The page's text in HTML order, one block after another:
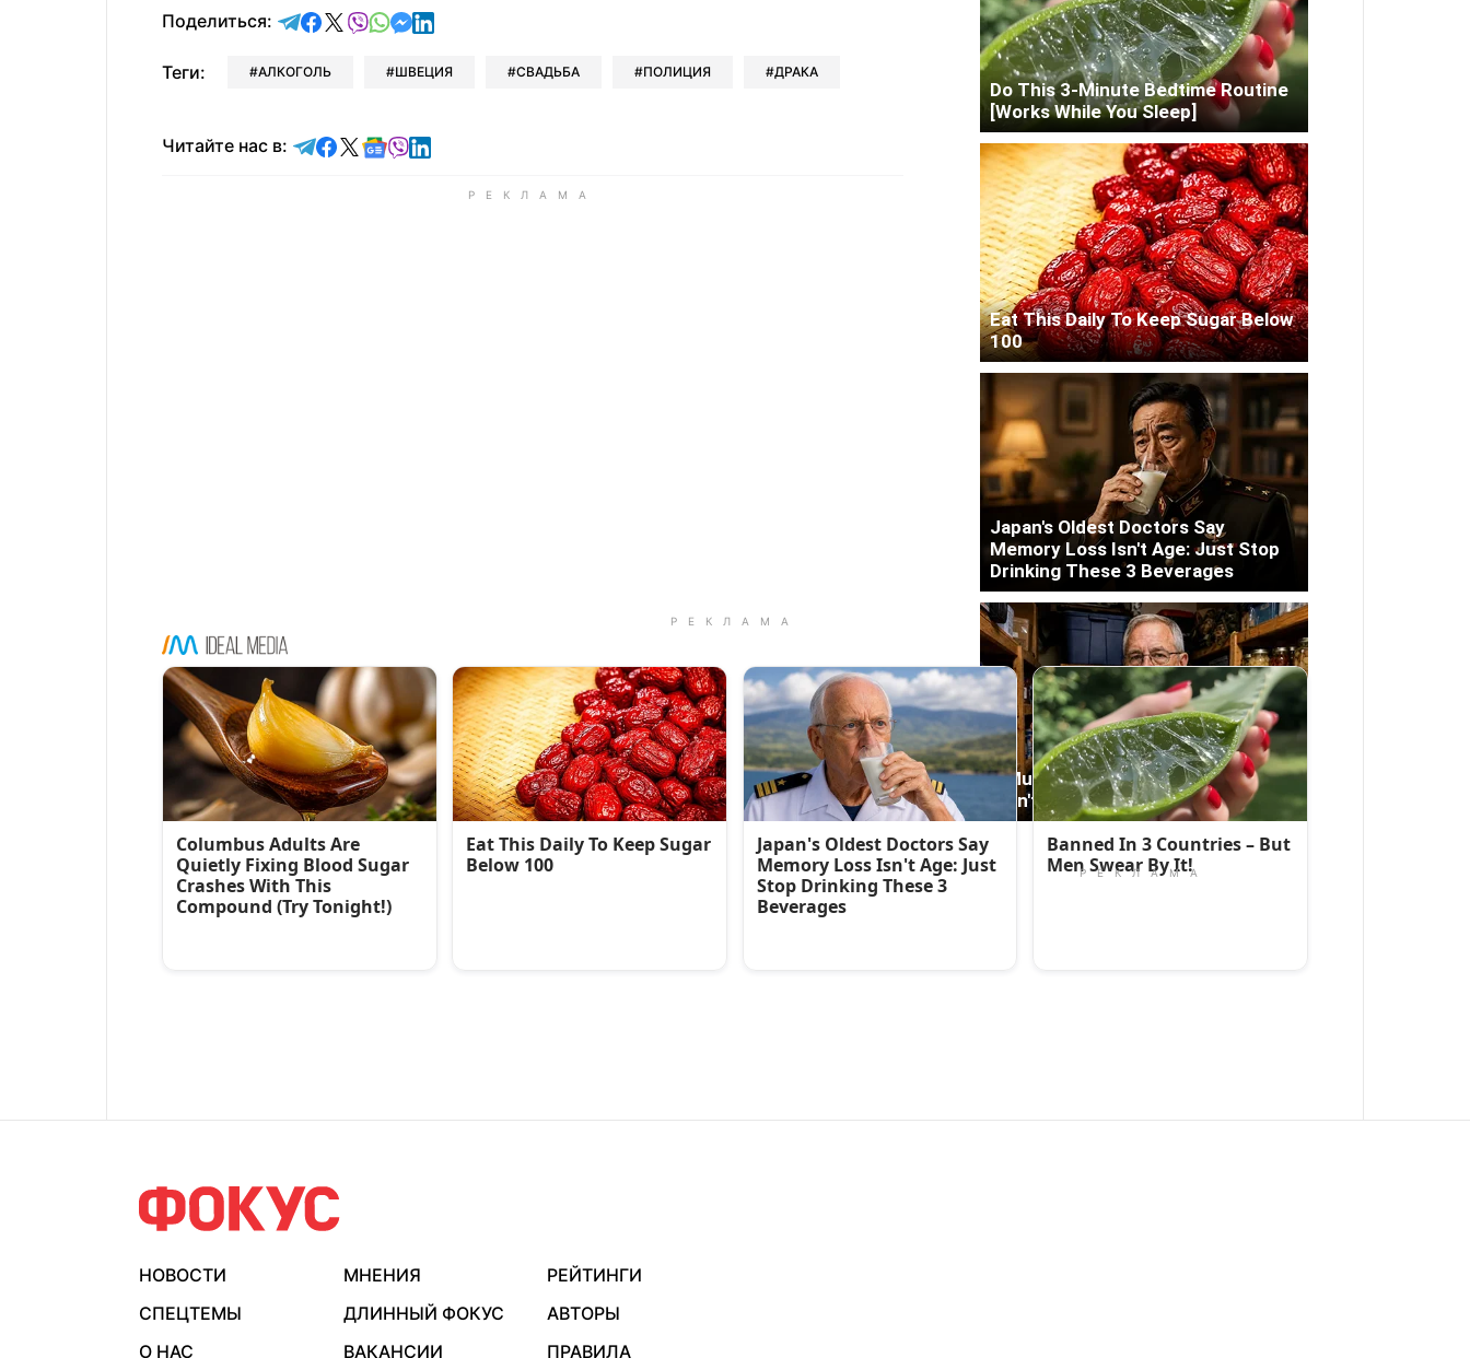
Поделиться: отправить в Telegram
поделиться в Facebook
поделиться в X
отправить в Viber
отправить в Whatsapp
отправить в Messenger
отправить в LinkedIn
Теги: АЛКОГОЛЬ ШВЕЦИЯ СВАДЬБА ПОЛИЦИЯ ДРАКА
Читайте нас в: Читайте в Telegram
Читайте в Facebook
Читайте в X
Читайте в Google news
Читайте в Viber
Читайте в LinkedIn
НОВОСТИ МНЕНИЯ
РЕЙТИНГИ
СПЕЦТЕМЫ
ДЛИННЫЙ ФОКУС
АВТОРЫ
О НАС
ВАКАНСИИ ПРАВИЛА